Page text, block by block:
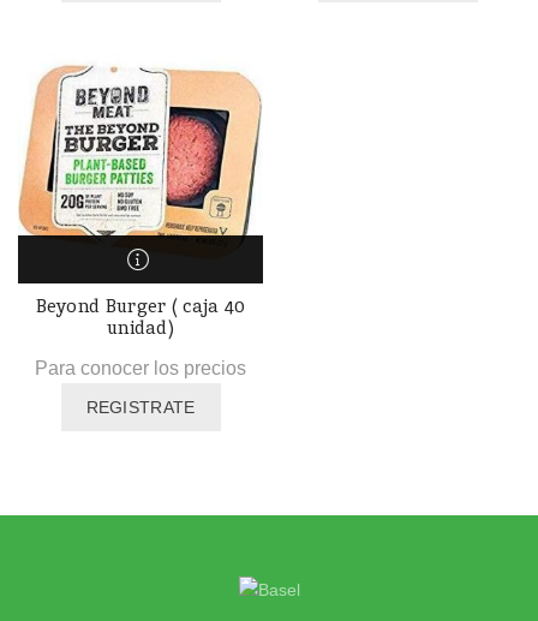
Beyond Burger ( caja 40
unidad)
Para conocer los precios
REGISTRATE